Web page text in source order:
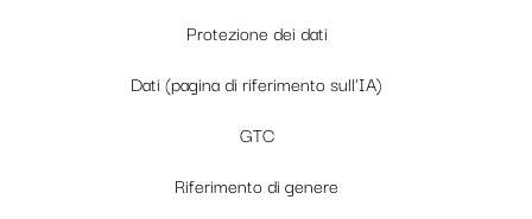
Protezione dei dati
Dati (pagina di riferimento sull'IA)
GTC
Riferimento di genere